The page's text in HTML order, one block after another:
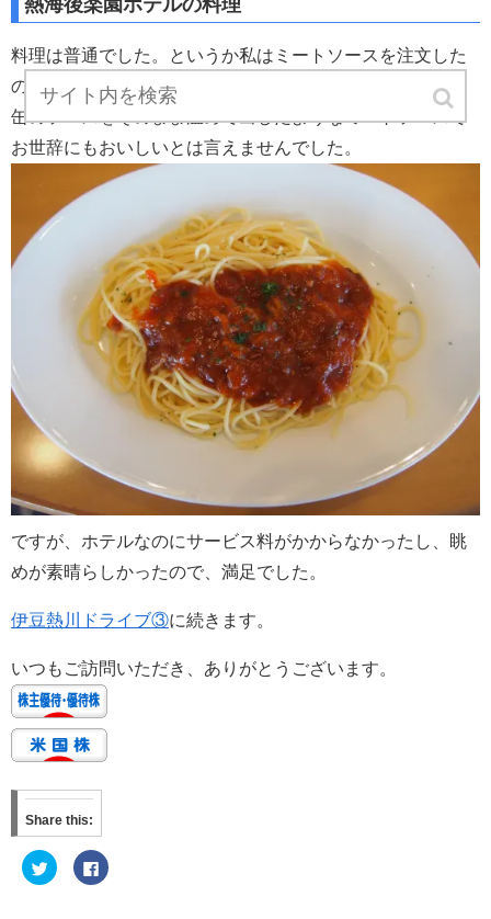
料理は普通でした。というか私はミートソースを注文した
のですが、
缶のソースをそのまま温めて出したようなミートソースで
お世辞にもおいしいとは言えませんでした。
ですが、ホテルなのにサービス料がかからなかったし、眺
めが素晴らしかったので、満足でした。
伊豆熱川ドライブ③に続きます。
いつもご訪問いただき、ありがとうございます。
Share this:
ク
リ
F
a